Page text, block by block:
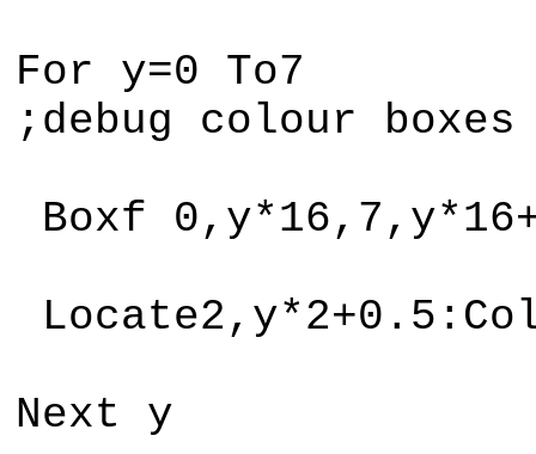
For
;debug colour boxes
Boxf
Next y